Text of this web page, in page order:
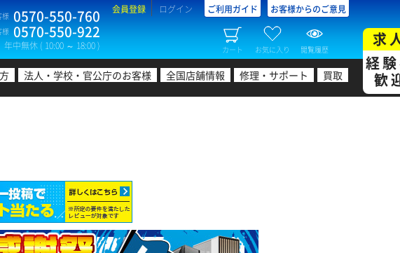
様 0570-550-760
様 0570-550-922
年中無休 ( 10:00 ～ 18:00 )
会員登録 ログイン ご利用ガイド お客様からのご意見
カート お気に入り 閲覧履歴
法人・学校・官公庁のお客様 全国店舗情報 修理・サポート 買取
求
経
歓